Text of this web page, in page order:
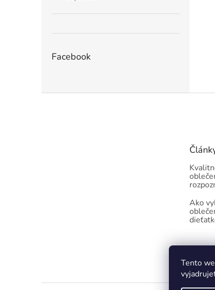
Tento
Facebook
Ako